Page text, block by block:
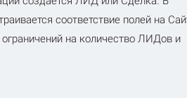
соответствие полей на
на количество ЛИДов и